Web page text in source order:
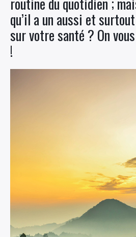
qu’il a un aussi et
sur votre santé ? On
!